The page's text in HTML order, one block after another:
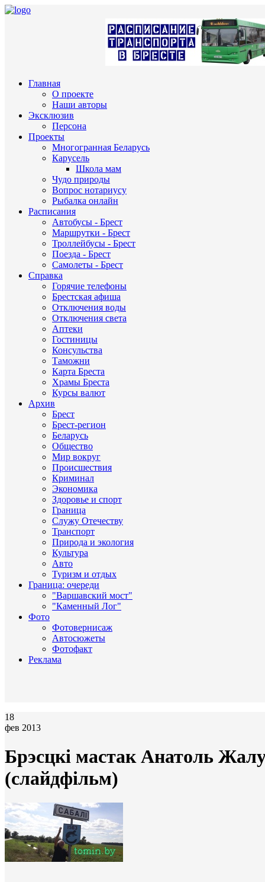
Главная
О проекте
Наши авторы
Эксклюзив
Персона
Проекты
Многогранная Беларусь
Карусель
Школа мам
Чудо природы
Вопрос нотариусу
Рыбалка онлайн
Расписания
Автобусы - Брест
Маршрутки - Брест
Троллейбусы - Брест
Поезда - Брест
Самолеты - Брест
Справка
Горячие телефоны
Брестская афиша
Отключения воды
Отключения света
Аптеки
Гостиницы
Консульства
Таможни
Карта Бреста
Храмы Бреста
Курсы валют
Архив
Брест
Брест-регион
Беларусь
Общество
Мир вокруг
Происшествия
Криминал
Экономика
Здоровье и спорт
Граница
Служу Отечеству
Транспорт
Природа и экология
Культура
Авто
Туризм и отдых
Граница: очереди
"Варшавский мост"
"Каменный Лог"
Фото
Фотовернисаж
Автосюжеты
Фотофакт
Реклама
18
фев 2013
Брэсцкі мастак Анатоль
(слайдфільм)